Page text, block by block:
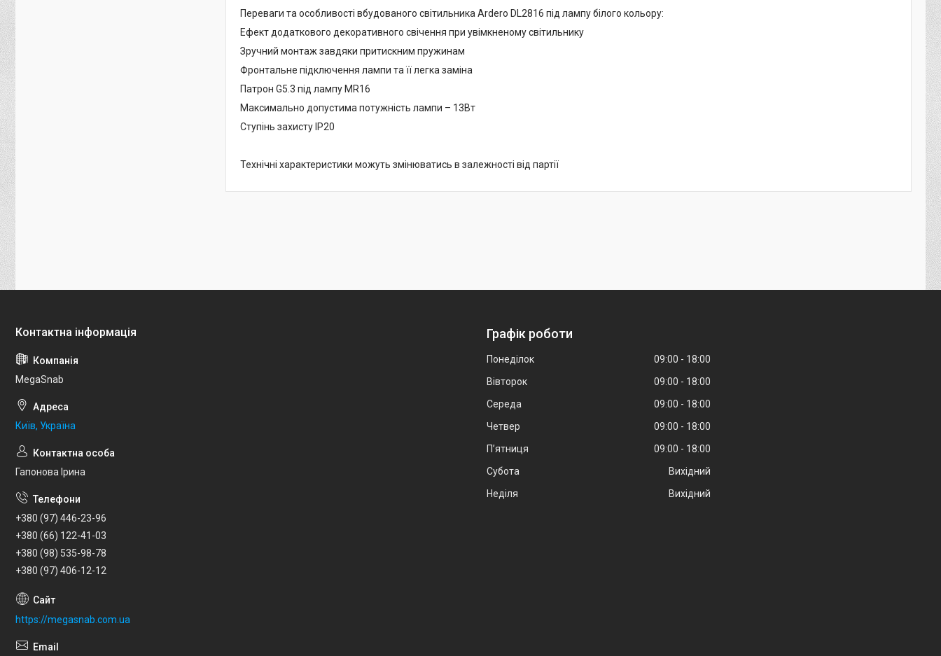
Переваги та особливості вбудованого світильника Ardero DL2816 під лампу білого кольору:
Ефект додаткового декоративного свічення при увімкненому світильнику
Зручний монтаж завдяки притискним пружинам
Фронтальне підключення лампи та її легка заміна
Патрон G5.3 під лампу MR16
Максимально допустима потужність лампи – 13Вт
Ступінь захисту IP20
Технічні характеристики можуть змінюватись в залежності від партії
MegaSnab
Київ, Україна
Гапонова Ірина
+380 (97) 446-23-96
+380 (66) 122-41-03
+380 (98) 535-98-78
+380 (97) 406-12-12
https://megasnab.com.ua
Графік роботи
Понеділок 09:00
18:00
Вівторок
09:00
18:00
Середа
09:00
18:00
Четвер
09:00
18:00
Пʼятниця
09:00
18:00
Субота
Вихідний
Неділя
Вихідний